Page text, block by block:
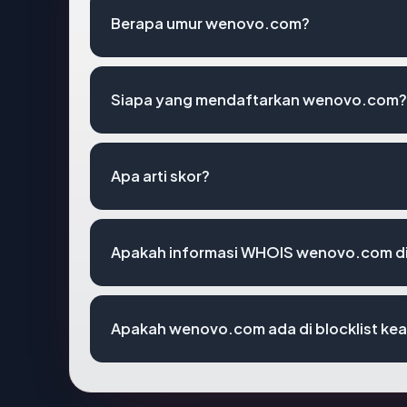
Berapa umur wenovo.com?
Siapa yang mendaftarkan wenovo.com?
Apa arti skor?
Apakah informasi WHOIS wenovo.com
Apakah wenovo.com ada di blocklist